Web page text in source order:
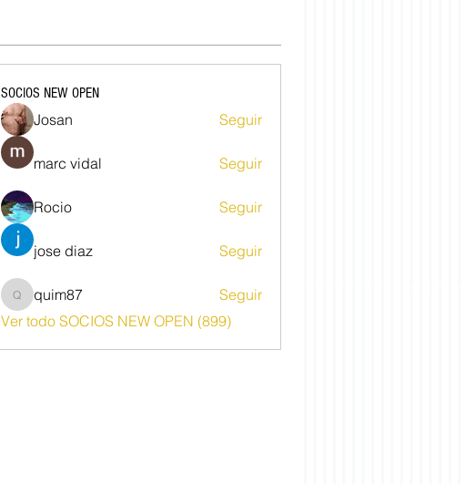
SOCIOS NEW OPEN
Josan Seguir
marc vidal Seguir
Rocio Seguir
jose diaz Seguir
quim87quim87
Seguir
Ver todo SOCIOS NEW OPEN (899)